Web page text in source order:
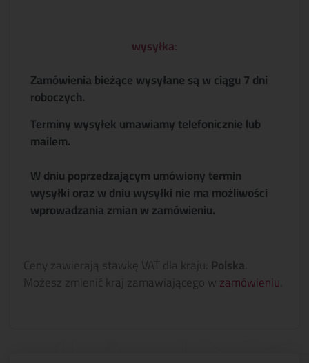
wysyłka:
Zamówienia bieżące wysyłane są w ciągu 7 dni
roboczych.
Terminy wysyłek umawiamy telefonicznie lub
mailem.
W dniu poprzedzającym umówiony termin
wysyłki oraz w dniu wysyłki nie ma możliwości
wprowadzania zmian w zamówieniu.
Ceny zawierają stawkę VAT dla kraju: Polska
Możesz zmienić kraj zamawiającego wzamówieniu